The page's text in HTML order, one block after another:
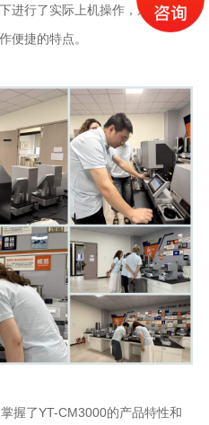
进行了实际上机操作，亲身体验
便捷的特点。
握了YT-CM3000的产品特性和